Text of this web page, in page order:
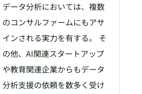
データ分析においては、複数
のコンサルファームにもアサ
インされる実力を有する。 そ
の他、AI関連スタートアップ
や教育関連企業からもデータ
分析支援の依頼を数多く受け